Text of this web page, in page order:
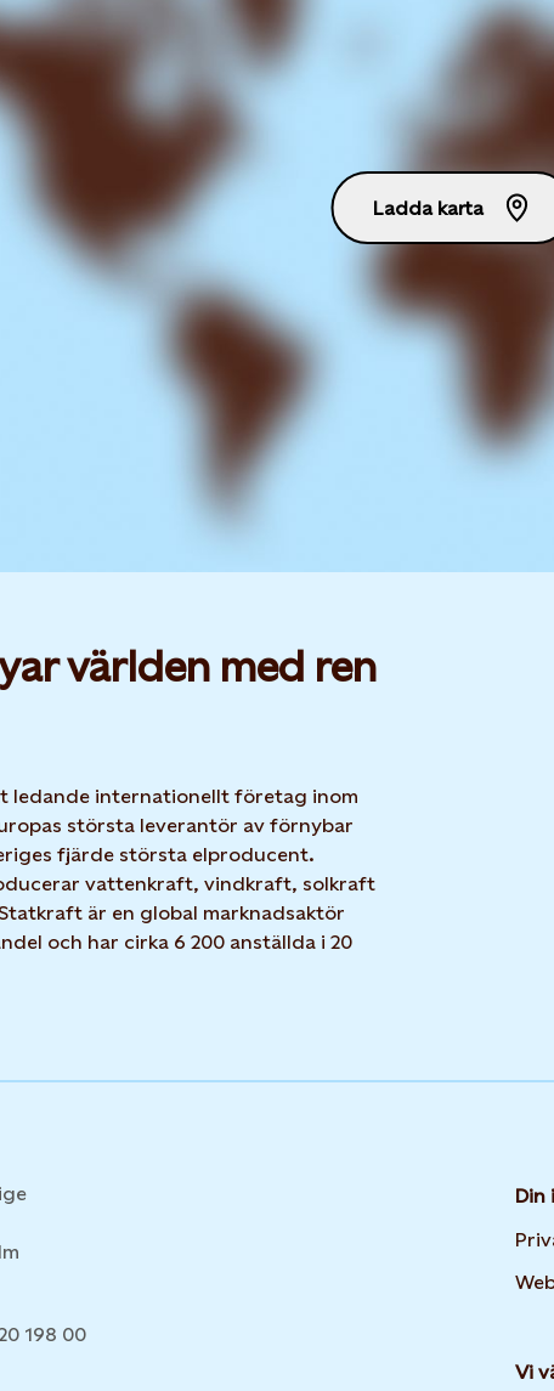
Ladda karta
världen med ren
ledande internationellt företag inom
största leverantör av förnybar
fjärde största elproducent.
vattenkraft, vindkraft, solkraft
är en global marknadsaktör
och har cirka 6 200 anställda i 20
198 00
Vi